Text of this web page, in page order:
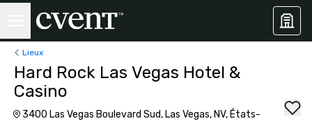
Lieux
Hard Rock Las Vegas Hotel &
Casino
3400 Las Vegas Boulevard Sud, Las Vegas, NV, États-